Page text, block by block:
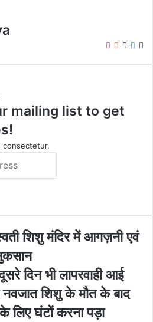
F
X
Y
b
g
mailing list to get
consectetur.
शिशु मंदिर में आगज़नी एवं
दिन भी लापरवाही आई
नवजात शिशु के मौत के बाद
लिए घंटों करना पड़ा